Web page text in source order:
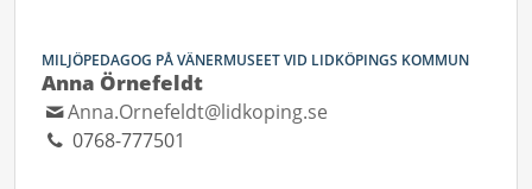
MILJÖPEDAGOG PÅ VÄNERMUSEET VID LIDKÖPINGS KOMMUN
Anna Örnefeldt
Anna.Ornefeldt@lidkoping.se
0768-777501